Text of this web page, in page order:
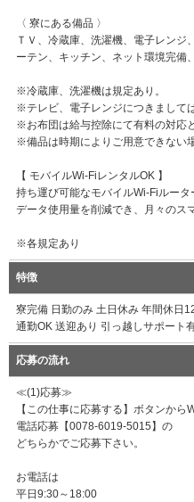
〈 寮にある備品 〉
ＴＶ、冷蔵庫、洗濯機、電子レンジ
ーテン、キッチン、ネット環境完備
※冷蔵庫、洗濯機は規定あり。
※テレビ、電子レンジにつきまして
※お布団は給与控除にて有料の対応
※備品は時期によりご用意できない
【 モバイルWi-FiレンタルOK 】
持ち運び可能なモバイルWi-Fiルータ
データ使用量を削減でき、月々のス
※各規定あり
特徴
寮完備 日勤のみ 土日休み 年間休日
通勤OK 送迎あり 引っ越しサポート
応募の流れ
≪(1)応募≫
【この仕事に応募する】ボタンから
電話応募【0078-6019-5015】の
どちらかでご応募下さい。
お電話は
平日9:30～18:00